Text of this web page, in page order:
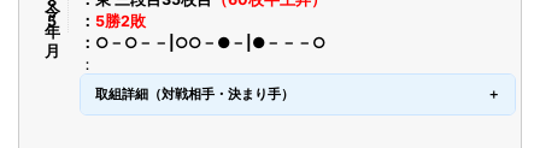
令8年5月
5勝2敗
○－○－－|○○－●－|●－－－○
取組詳細（対戦相手・決まり手）